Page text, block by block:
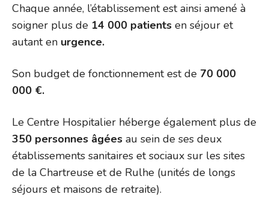
Chaque année, l’établissement est ainsi amené à
soigner plus de 14 000 patients en séjour et
autant en urgence.
Son budget de fonctionnement est de 70 000
000 €.
Le Centre Hospitalier héberge également plus de
350 personnes âgées au sein de ses deux
établissements sanitaires et sociaux sur les sites
de la Chartreuse et de Rulhe (unités de longs
séjours et maisons de retraite).